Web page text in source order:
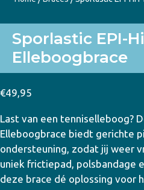
Sporlastic EPI-
Elleboogbrace
€49,95
Last van een tenniselleboog?
Elleboogbrace biedt gerichte
ondersteuning, zodat jij weer
uniek frictiepad, polsbandage
deze brace dé oplossing voor